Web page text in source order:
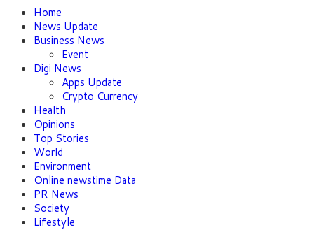
Home
News Update
Business News
Event
Digi News
Apps Update
Crypto Currency
Health
Opinions
Top Stories
World
Environment
Online newstime Data
PR News
Society
Lifestyle